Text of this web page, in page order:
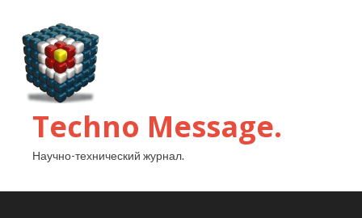
Techno Message.
Научно-технический журнал.